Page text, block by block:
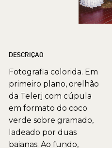
DESCRIÇÃO
Fotografia colorida. Em
primeiro plano, orelhão
da Telerj com cúpula
em formato do coco
verde sobre gramado,
ladeado por duas
baianas. Ao fundo,